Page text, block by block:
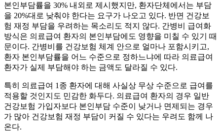
본인부담률을 30% 내외로 제시했지만, 환자단체에서는 부담
을 20%대로 낮춰야 한다는 요구가 나오고 있다. 반면 건강보
험 재정 부담을 우려하는 목소리도 적지 않다. 간병비 급여화
방식은 의료급여 환자의 본인부담에도 영향을 미칠 수 있기 때
문이다. 간병비를 건강보험 체계 안으로 얼마나 포함시키고,
환자 본인부담률을 어느 수준으로 정하느냐에 따라 의료급여
환자가 실제 부담해야 하는 금액도 달라질 수 있다.
특히 의료급여 1종 환자에 대해 사실상 무상 수준으로 급여를
적용할 것인지도 민감한 화두다. 의료급여 환자의 경우 일반
건강보험 가입자보다 본인부담 수준이 낮거나 면제되는 경우
가 많아 건강보험 재정 부담이 커질 수 있다는 우려도 함께 나
온다.